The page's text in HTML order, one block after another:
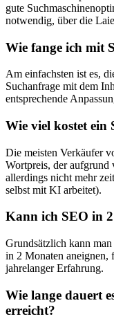
gute
notwendig, über die
Wie fange ich mit
Am einfachsten ist es,
Suchanfrage mit dem
entsprechende
Wie viel kostet ein
Die meisten Verkäufer
Wortpreis, der
allerdings nicht mehr
selbst mit KI arbeitet).
Kann ich SEO in
Grundsätzlich kann
in 2 Monaten aneignen,
jahrelanger Erfahrung.
Wie lange dauert
erreicht?